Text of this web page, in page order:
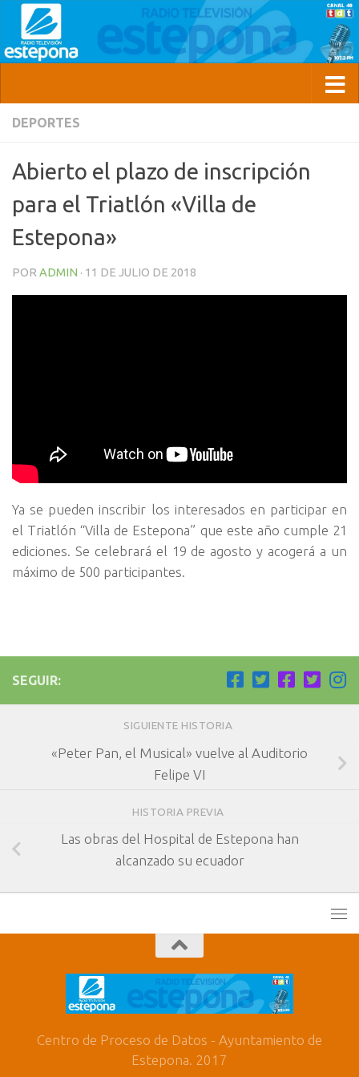
DEPORTES
Abierto el plazo de inscripción
para el Triatlón «Villa de
Estepona»
POR ADMIN · 11 DE JULIO DE 2018
Ya se pueden inscribir los interesados en participar en
el Triatlón “Villa de Estepona” que este año cumple 21
ediciones. Se celebrará el 19 de agosto y acogerá a un
máximo de 500 participantes.
SEGUIR:
SIGUIENTE HISTORIA
«Peter Pan, el Musical» vuelve al Auditorio
Felipe VI
HISTORIA PREVIA
Las obras del Hospital de Estepona han
alcanzado su ecuador
Centro de Proceso de Datos - Ayuntamiento de
Estepona. 2017